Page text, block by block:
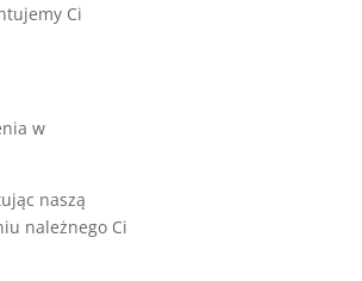
Ci
w
naszą
należnego Ci